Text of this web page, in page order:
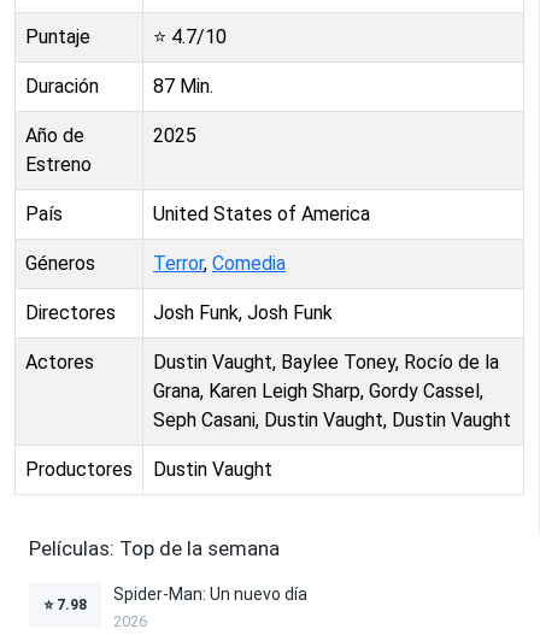
Puntaje ⭐ 4.7/10
Duración 87 Min.
Año de
Estreno
2025
País United States of America
Géneros Terror, Comedia
Directores Josh Funk, Josh Funk
Actores
Dustin Vaught, Baylee Toney, Rocío de la
Grana, Karen Leigh Sharp, Gordy Cassel,
Seph Casani, Dustin Vaught, Dustin Vaught
Productores Dustin Vaught
Películas: Top de la semana
⭐ 7.98
Spider-Man: Un nuevo día
2026